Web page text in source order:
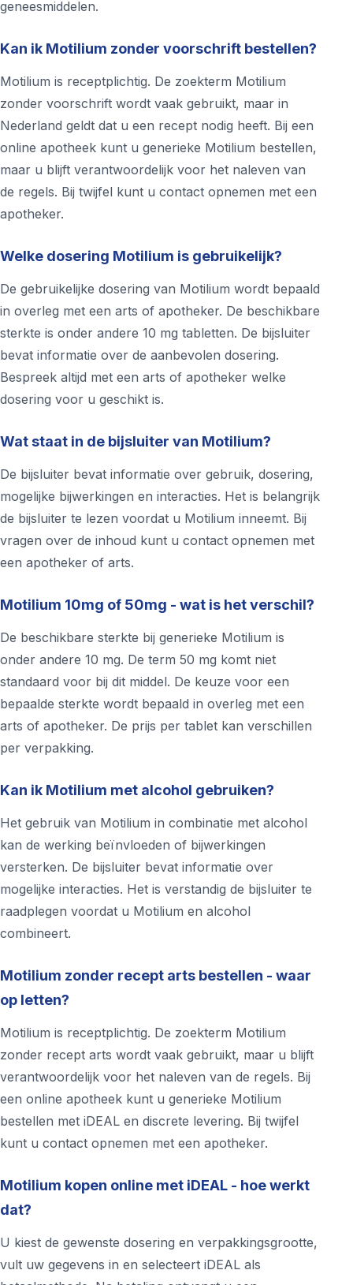
geneesmiddelen.
Kan ik Motilium zonder voorschrift bestellen?
Motilium is receptplichtig. De zoekterm Motilium
zonder voorschrift wordt vaak gebruikt, maar in
Nederland geldt dat u een recept nodig heeft. Bij een
online apotheek kunt u generieke Motilium bestellen,
maar u blijft verantwoordelijk voor het naleven van
de regels. Bij twijfel kunt u contact opnemen met een
apotheker.
Welke dosering Motilium is gebruikelijk?
De gebruikelijke dosering van Motilium wordt bepaald
in overleg met een arts of apotheker. De beschikbare
sterkte is onder andere 10 mg tabletten. De bijsluiter
bevat informatie over de aanbevolen dosering.
Bespreek altijd met een arts of apotheker welke
dosering voor u geschikt is.
Wat staat in de bijsluiter van Motilium?
De bijsluiter bevat informatie over gebruik, dosering,
mogelijke bijwerkingen en interacties. Het is belangrijk
de bijsluiter te lezen voordat u Motilium inneemt. Bij
vragen over de inhoud kunt u contact opnemen met
een apotheker of arts.
Motilium 10mg of 50mg - wat is het verschil?
De beschikbare sterkte bij generieke Motilium is
onder andere 10 mg. De term 50 mg komt niet
standaard voor bij dit middel. De keuze voor een
bepaalde sterkte wordt bepaald in overleg met een
arts of apotheker. De prijs per tablet kan verschillen
per verpakking.
Kan ik Motilium met alcohol gebruiken?
Het gebruik van Motilium in combinatie met alcohol
kan de werking beïnvloeden of bijwerkingen
versterken. De bijsluiter bevat informatie over
mogelijke interacties. Het is verstandig de bijsluiter te
raadplegen voordat u Motilium en alcohol
combineert.
Motilium zonder recept arts bestellen - waar
op letten?
Motilium is receptplichtig. De zoekterm Motilium
zonder recept arts wordt vaak gebruikt, maar u blijft
verantwoordelijk voor het naleven van de regels. Bij
een online apotheek kunt u generieke Motilium
bestellen met iDEAL en discrete levering. Bij twijfel
kunt u contact opnemen met een apotheker.
Motilium kopen online met iDEAL - hoe werkt
dat?
U kiest de gewenste dosering en verpakkingsgrootte,
vult uw gegevens in en selecteert iDEAL als